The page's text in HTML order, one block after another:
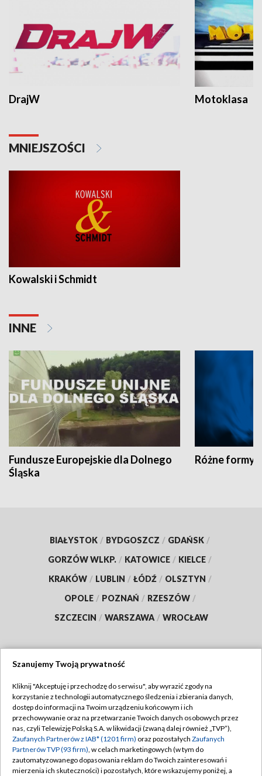
DrajW Motoklasa
MNIEJSZOŚCI
Kowalski i Schmidt
INNE
Fundusze Europejskie dla Dolnego
Śląska
Różne formy
BIAŁYSTOK / BYDGOSZCZ / GDAŃSK /
GORZÓW WLKP. / KATOWICE / KIELCE /
KRAKÓW / LUBLIN / ŁÓDŹ / OLSZTYN /
OPOLE / POZNAŃ / RZESZÓW /
SZCZECIN / WARSZAWA / WROCŁAW
TVP
Abonament TVP
Emisja w TVP
Centrum informacji TVP
Regulamin TVP
Polityka prywatności
Moje zgody
Szanujemy Twoją prywatność
Kliknij "Akceptuję i przechodzę do serwisu", aby wyrazić zgody na
korzystanie z technologii automatycznego śledzenia i zbierania danych,
dostęp do informacji na Twoim urządzeniu końcowym i ich
przechowywanie oraz na przetwarzanie Twoich danych osobowych przez
nas, czyli Telewizję Polską S.A. w likwidacji (zwaną dalej również „TVP”),
Zaufanych Partnerów z IAB* (1201 firm) oraz pozostałych Zaufanych
Partnerów TVP (93 firm), w celach marketingowych (w tym do
zautomatyzowanego dopasowania reklam do Twoich zainteresowań i
mierzenia ich skuteczności) i pozostałych, które wskazujemy poniżej, a